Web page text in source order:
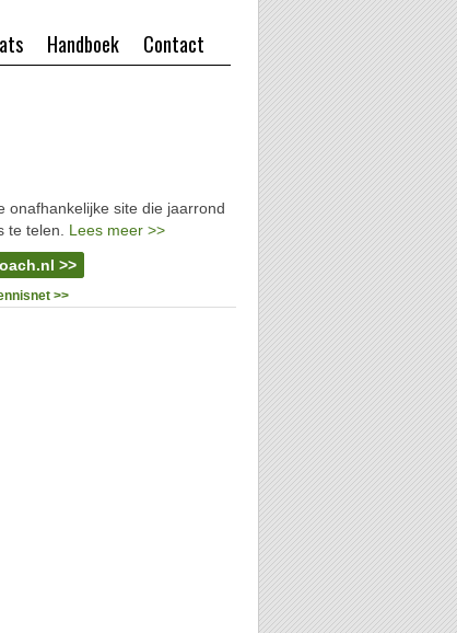
Contact
Handboek
onafhankelijke site die jaarrond
te telen. Lees meer >>
>>
>>